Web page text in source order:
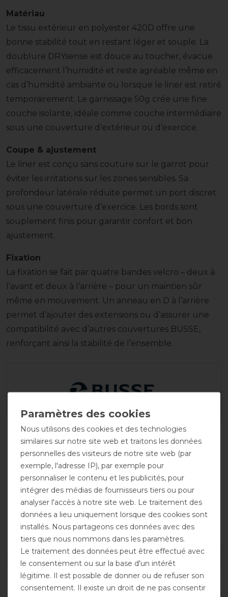
Matériau
Le tissu extérieur en polyester 420D offre une
bonne stabilité tout en restant léger et souple. La
doublure DRYsense est douce au toucher, évacue
efficacement l’humidité et reste agréable même en
cas d’humidité ambiante ou lorsque le liner est retiré
temporairement. Le garnissage 50g crée une fine
couche isolante, idéale comme couche intermédiaire
sous une couverture d’extérieur ou d’exercice.
Coupe & ajustement
Le liner est conçu sans couture sur le garrot pour
éviter les irritations sur les zones sensibles. Sa
profondeur latérale réduite permet un port discret
sous une couverture d’exercice. Les bords sont
souplement finis pour garantir confort et bon
ajustement.
Fixation
La fixation se fait par quatre bandes velcro – deux à
l’avant et deux à l’arrière – pour un maintien sûr
même en mouvement. Un anneau en D à l’arrière
permet d’ajouter des extensions ou d’assurer une
compatibilité avec d’autres couvertures BUSSE,
renforçant ainsi la stabilité de l’ensemble.
DÉTAILS SUR LA SÉCURITÉ DES PRODUITS
Nous utilisons des cookies et des technologies
similaires sur notre site web et traitons les données
personnelles des visiteurs de notre site web (par
exemple, l'adresse IP), par exemple pour
personnaliser le contenu et les publicités, pour
intégrer des médias de fournisseurs tiers ou pour
analyser l'accès à notre site web. Le traitement des
données a lieu uniquement lorsque des cookies sont
installés. Nous partageons ces données avec des
tiers que nous nommons dans les paramètres.
Le traitement des données peut être effectué avec
le consentement ou sur la base d'un intérêt
légitime. Il est possible de donner ou de refuser son
consentement. Il existe un droit de ne pas consentir